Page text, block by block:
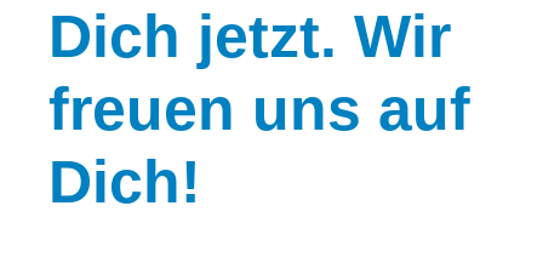
Dich jetzt. Wir
freuen uns auf
Dich!